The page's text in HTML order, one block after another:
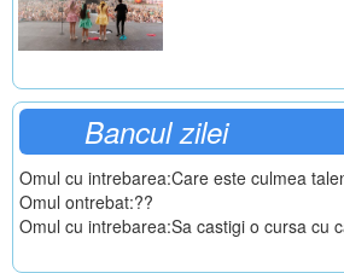
Bancul zilei
Omul cu intrebarea:Care este culmea
Omul ontrebat:??
Omul cu intrebarea:Sa castigi o cursa cu